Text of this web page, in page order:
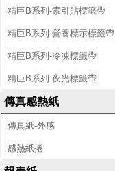
精臣B系列-索引貼標籤帶
精臣B系列-營養標示標籤帶
精臣B系列-冷凍標籤帶
精臣B系列-夜光標籤帶
傳真感熱紙
傳真紙-外感
感熱紙捲